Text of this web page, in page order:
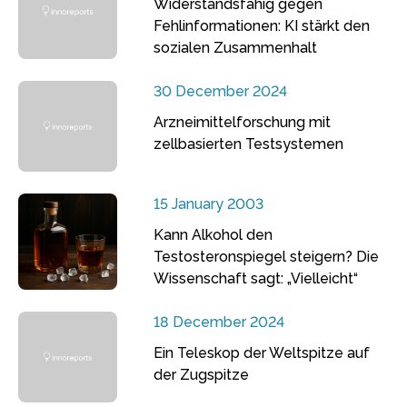
Widerstandsfähig gegen
Fehlinformationen: KI stärkt den
sozialen Zusammenhalt
30 December 2024
Arzneimittelforschung mit
zellbasierten Testsystemen
15 January 2003
Kann Alkohol den
Testosteronspiegel steigern? Die
Wissenschaft sagt: „Vielleicht“
18 December 2024
Ein Teleskop der Weltspitze auf
der Zugspitze